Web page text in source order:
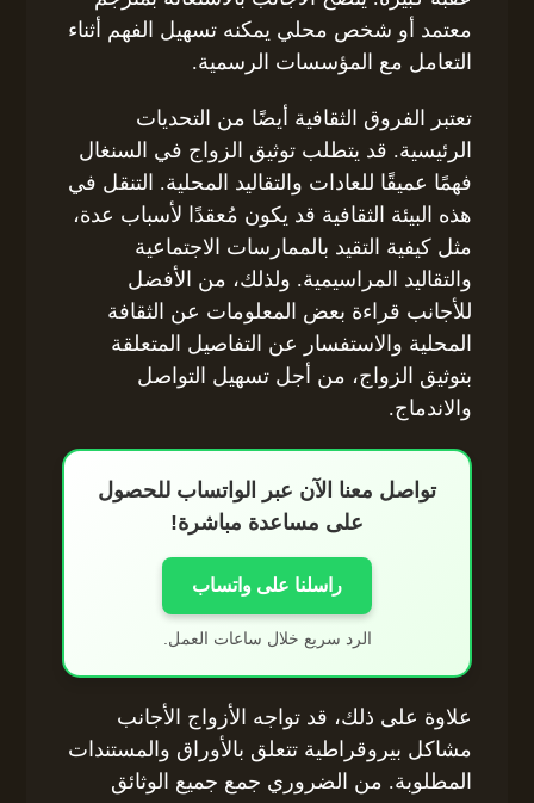
معتمد أو شخص محلي يمكنه تسهيل الفهم أثناء
التعامل مع المؤسسات الرسمية.
تعتبر الفروق الثقافية أيضًا من التحديات
الرئيسية. قد يتطلب توثيق الزواج في السنغال
فهمًا عميقًا للعادات والتقاليد المحلية. التنقل في
هذه البيئة الثقافية قد يكون مُعقدًا لأسباب عدة،
مثل كيفية التقيد بالممارسات الاجتماعية
والتقاليد المراسيمية. ولذلك، من الأفضل
للأجانب قراءة بعض المعلومات عن الثقافة
المحلية والاستفسار عن التفاصيل المتعلقة
بتوثيق الزواج، من أجل تسهيل التواصل
والاندماج.
تواصل معنا الآن عبر الواتساب للحصول
على مساعدة مباشرة!
راسلنا على واتساب
الرد سريع خلال ساعات العمل.
علاوة على ذلك، قد تواجه الأزواج الأجانب
مشاكل بيروقراطية تتعلق بالأوراق والمستندات
المطلوبة. من الضروري جمع جميع الوثائق